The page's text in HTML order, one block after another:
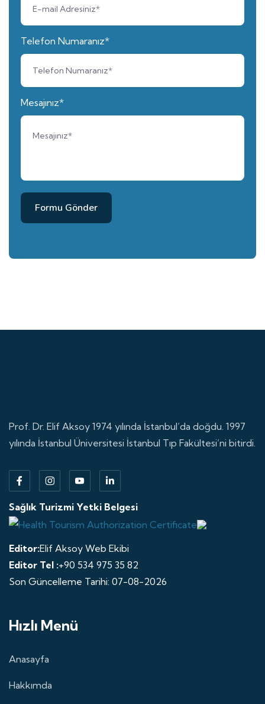
Telefon Numaranız*
Mesajınız*
Formu Gönder
Prof. Dr. Elif Aksoy 1974 yılında İstanbul’da doğdu. 1997
yılında İstanbul Üniversitesi İstanbul Tıp Fakültesi’ni bitirdi.
Sağlık Turizmi Yetki Belgesi
Editor:Elif Aksoy Web Ekibi
Editor Tel :+90 534 975 35 82
Son Güncelleme Tarihi: 07-08-2026
Hızlı Menü
Anasayfa
Hakkımda